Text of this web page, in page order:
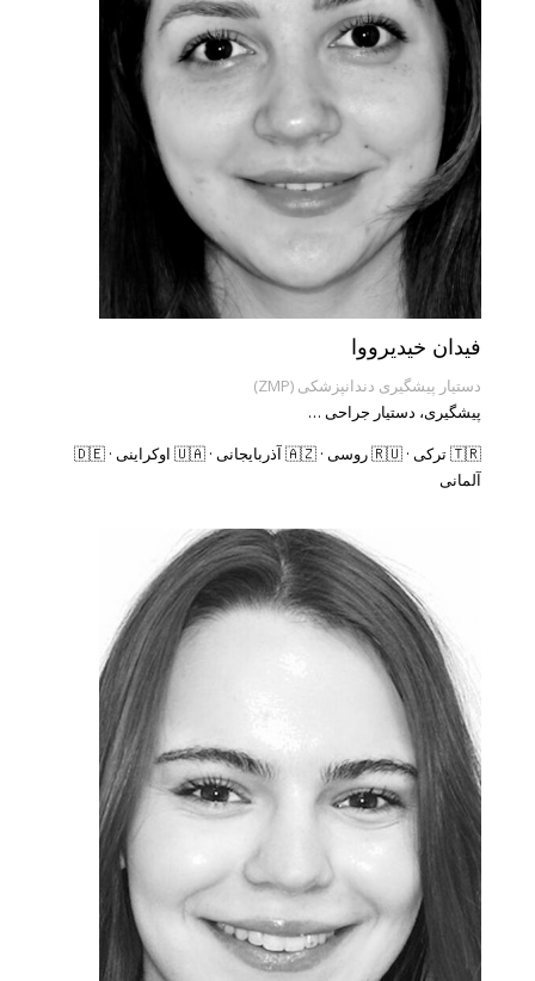
فیدان خیدیرووا
دستیار پیشگیری دندانپزشکی (ZMP)
پیشگیری، دستیار جراحی …
🇹🇷 ترکی · 🇷🇺 روسی · 🇦🇿 آذربایجانی · 🇺🇦 اوکراینی · 🇩🇪
آلمانی